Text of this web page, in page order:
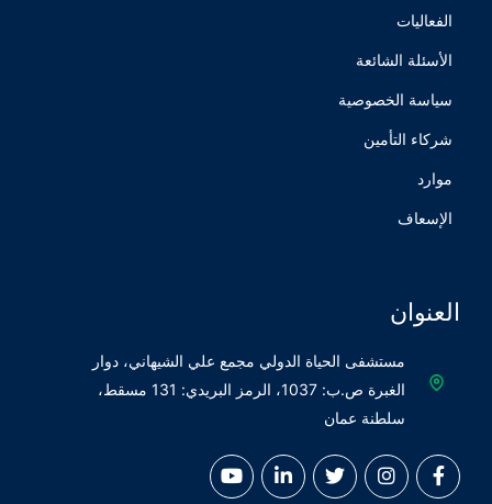
الفعاليات
الأسئلة الشائعة
سياسة الخصوصية
شركاء التأمين
موارد
الإسعاف
العنوان
مستشفى الحياة الدولي مجمع علي الشيهاني، دوار
الغبرة ص.ب: 1037، الرمز البريدي: 131 مسقط،
سلطنة عمان